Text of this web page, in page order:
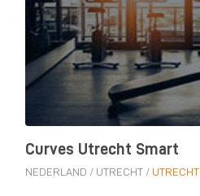
Curves Utrecht Smart
NEDERLAND / UTRECHT / UTRECHT